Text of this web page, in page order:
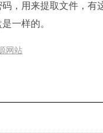
，用来提取文件，有
一样的。
网站